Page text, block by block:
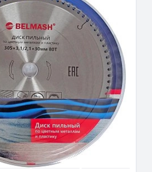
BELMASH MOGILEV 2.4
Станок деревообрабатывающий
многофункциональный
40 490 ₽
В корзину
BELMASH MOGILEV 2.4 ECO
Станок деревообрабатывающий
многофункциональный
37 990 ₽
В корзину